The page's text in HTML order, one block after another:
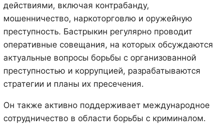
действиями, включая контрабанду,
мошенничество, наркоторговлю и оружейную
преступность. Бастрыкин регулярно проводит
оперативные совещания, на которых обсуждаются
актуальные вопросы борьбы с организованной
преступностью и коррупцией, разрабатываются
стратегии и планы их пресечения.
Он также активно поддерживает международное
сотрудничество в области борьбы с криминалом.